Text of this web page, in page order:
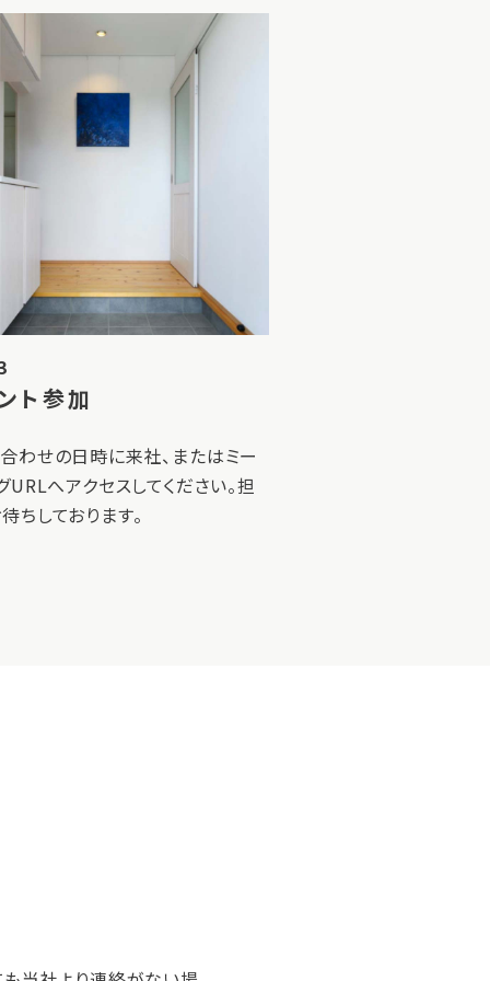
ト参加
わせの日時に来社、またはミー
URLへアクセスしてください。担
ちしております。